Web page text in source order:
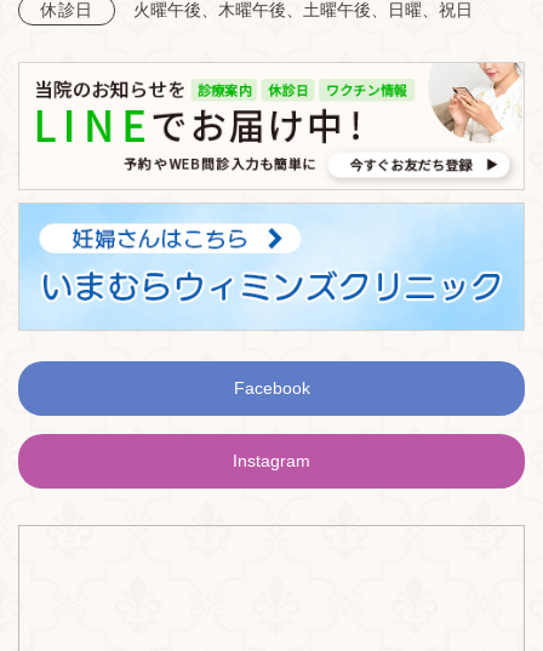
休診日 火曜午後、木曜午後、土曜午後、日曜、祝日
Facebook
Instagram